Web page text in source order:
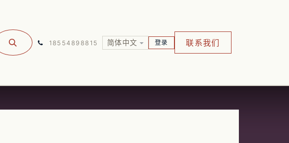
咨询 联系我们18554898815 简体中文 登录 联系我们